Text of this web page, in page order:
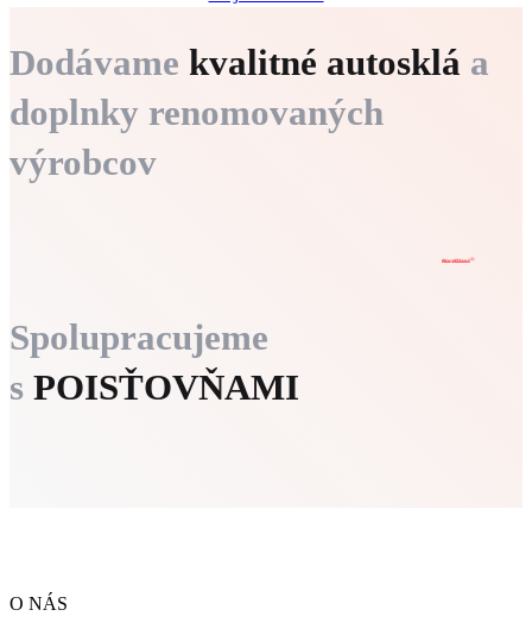
Dodávame kvalitné autosklá a
doplnky renomovaných
výrobcov
Spolupracujeme
s POISŤOVŇAMI
O NÁS